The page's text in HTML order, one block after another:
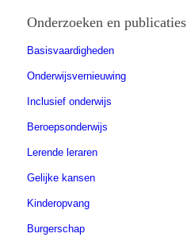
Onderzoeken en publicaties
Basisvaardigheden
Onderwijsvernieuwing
Inclusief onderwijs
Beroepsonderwijs
Lerende leraren
Gelijke kansen
Kinderopvang
Burgerschap